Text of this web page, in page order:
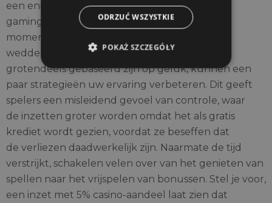
een enorme potentiële markt voor e-
gamingplatforms, wetsvoorstellen worden
momenteel beoordeeld om digitale
weddenschappen te reguleren. Hoewel slots
grotendeels gebaseerd zijn op geluk, kunnen een
paar strategieën uw ervaring verbeteren. Dit geeft
spelers een misleidend gevoel van controle, waar
de inzetten groter worden omdat het als gratis
krediet wordt gezien, voordat ze beseffen dat
de verliezen daadwerkelijk zijn. Naarmate de tijd
verstrijkt, schakelen velen over van het genieten van
spellen naar het vrijspelen van bonussen. Stel je voor,
een inzet met 5% casino-aandeel laat zien dat
ODRZUĆ WSZYSTKIE
POKAŻ SZCZEGÓŁY